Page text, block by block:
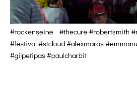
#rockenseine #thecure #robertsmith
#festival #stcloud #alexmaras
#gilpetipas #paulcharbit